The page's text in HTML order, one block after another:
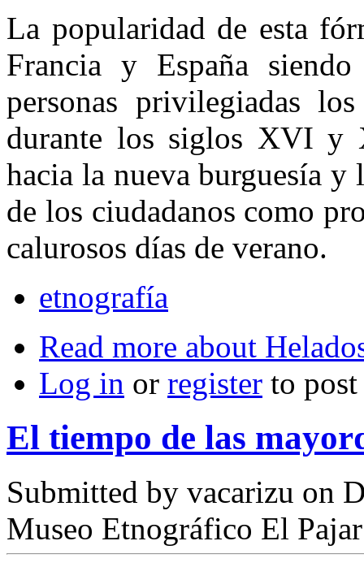
La popularidad de esta
Francia y España
personas privilegiadas
durante los siglos XVI y
hacia la nueva burguesía
de los ciudadanos como
calurosos días de verano.
etnografía
Read more about
Log in or register to
El tiempo de las
Submitted by vacarizu on
Museo Etnográfico El Pajar